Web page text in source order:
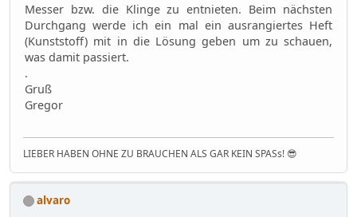
Messer bzw. die Klinge zu entnieten. Beim nächsten
Durchgang werde ich ein mal ein ausrangiertes Heft
(Kunststoff) mit in die Lösung geben um zu schauen,
was damit passiert.
.
Gruß
Gregor
LIEBER HABEN OHNE ZU BRAUCHEN ALS GAR KEIN SPASs! 😎
alvaro